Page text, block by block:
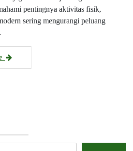
pentingnya aktivitas fisik,
sering mengurangi peluang